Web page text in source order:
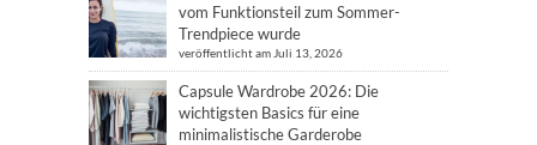
vom Funktionsteil zum Sommer-
Trendpiece wurde
veröffentlicht am Juli 13, 2026
Capsule Wardrobe 2026: Die
wichtigsten Basics für eine
minimalistische Garderobe